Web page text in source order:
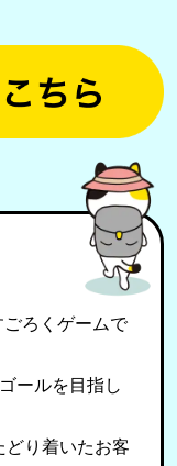
ろくゲームで
ールを目指し
どり着いたお客